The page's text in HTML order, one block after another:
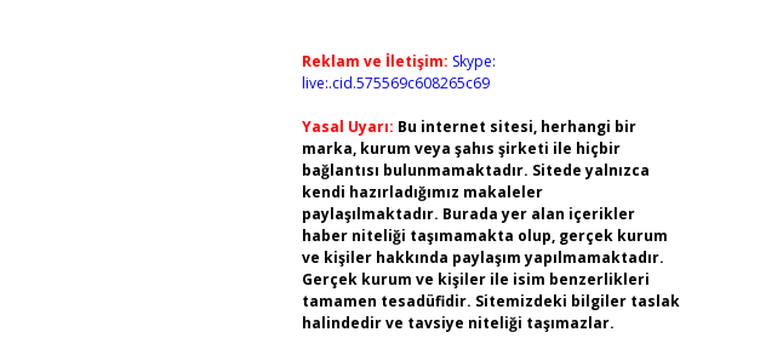
Reklam ve İletişim: Skype:
live:.cid.575569c608265c69
Yasal Uyarı: Bu internet sitesi, herhangi bir
marka, kurum veya şahıs şirketi ile hiçbir
bağlantısı bulunmamaktadır. Sitede yalnızca
kendi hazırladığımız makaleler
paylaşılmaktadır. Burada yer alan içerikler
haber niteliği taşımamakta olup, gerçek kurum
ve kişiler hakkında paylaşım yapılmamaktadır.
Gerçek kurum ve kişiler ile isim benzerlikleri
tamamen tesadüfidir. Sitemizdeki bilgiler taslak
halindedir ve tavsiye niteliği taşımazlar.